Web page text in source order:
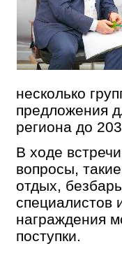
несколько
предложения
региона до
В ходе
вопросы,
отдых,
специалистов
награждения
поступки.